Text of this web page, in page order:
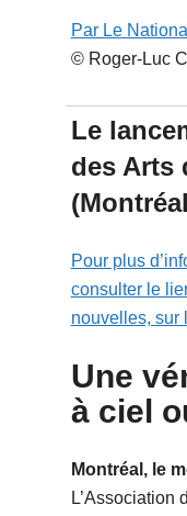
Par Le National
© Roger-Luc
Le
des Arts
Pour plus
consulter le
nouvelles, sur
Une
à ciel
Montréal, le
L’Association